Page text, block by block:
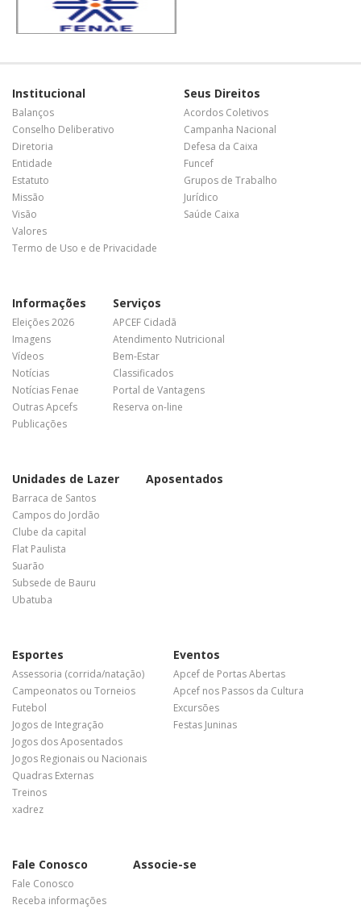
Institucional
Balanços
Conselho Deliberativo
Diretoria
Entidade
Estatuto
Missão
Visão
Valores
Termo de Uso e de Privacidade
Seus Direitos
Acordos Coletivos
Campanha Nacional
Defesa da Caixa
Funcef
Grupos de Trabalho
Jurídico
Saúde Caixa
Informações
Eleições 2026
Imagens
Vídeos
Notícias
Notícias Fenae
Outras Apcefs
Publicações
Serviços
APCEF Cidadã
Atendimento Nutricional
Bem-Estar
Classificados
Portal de Vantagens
Reserva on-line
Unidades de Lazer
Barraca de Santos
Campos do Jordão
Clube da capital
Flat Paulista
Suarão
Subsede de Bauru
Ubatuba
Aposentados
Esportes
Assessoria (corrida/natação)
Campeonatos ou Torneios
Futebol
Jogos de Integração
Jogos dos Aposentados
Jogos Regionais ou Nacionais
Quadras Externas
Treinos
xadrez
Eventos
Apcef de Portas Abertas
Apcef nos Passos da Cultura
Excursões
Festas Juninas
Fale Conosco
Fale Conosco
Receba informações
Associe-se